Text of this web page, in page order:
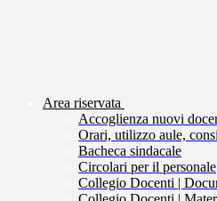
Area riservata
Accoglienza nuovi
Orari, utilizzo aule,
Bacheca sindacale
Circolari per il personale
Collegio Docenti |